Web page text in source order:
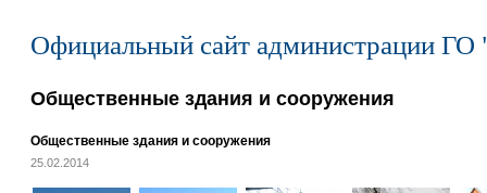
Официальный сайт администрации ГО
Общественные здания и сооружения
Общественные здания и сооружения
25.02.2014